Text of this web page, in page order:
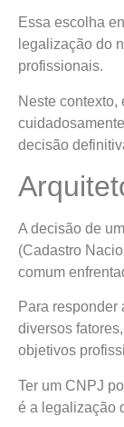
Essa escolha
legalização do
profissionais.
Neste contexto,
decisão
A decisão de
(Cadastro
comum
Para responder
diversos
objetivos
Ter um CNPJ
é a legalização